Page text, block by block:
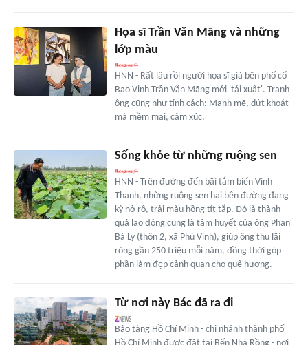
Họa sĩ Trần Văn Mãng và những
lớp màu
HNN - Rất lâu rồi người họa sĩ già bên phố cổ
Bao Vinh Trần Văn Mãng mới 'tái xuất'. Tranh
ông cũng như tính cách: Mạnh mẽ, dứt khoát
mà mềm mại, cảm xúc.
Sống khỏe từ những ruộng sen
HNN - Trên đường đến bãi tắm biển Vinh
Thanh, những ruộng sen hai bên đường đang
kỳ nở rộ, trải màu hồng tít tắp. Đó là thành
quả lao động cũng là tâm huyết của ông Phan
Bá Ly (thôn 2, xã Phú Vinh), giúp ông thu lãi
ròng gần 250 triệu mỗi năm, đồng thời góp
phần làm đẹp cảnh quan cho quê hương.
Từ nơi này Bác đã ra đi
Bảo tàng Hồ Chí Minh - chi nhánh thành phố
Hồ Chí Minh được đặt tại Bến Nhà Rồng - nơi